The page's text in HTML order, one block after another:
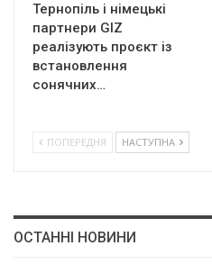
Тернопіль і німецькі
партнери GIZ
реалізують проєкт із
встановлення
сонячних…
ПОПЕРЕДНЯ НАСТУПНА
ОСТАННІ НОВИНИ